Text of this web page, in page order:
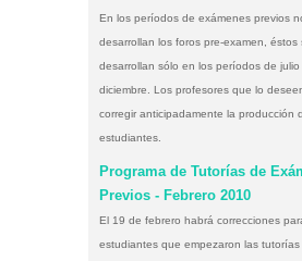
En los períodos de exámenes previos
desarrollan los foros pre-examen, éstos
desarrollan sólo en los períodos de julio
diciembre. Los profesores que lo
corregir anticipadamente la producción
estudiantes.
Programa de Tutorías de
Previos - Febrero 2010
El 19 de febrero habrá correcciones
estudiantes que empezaron las